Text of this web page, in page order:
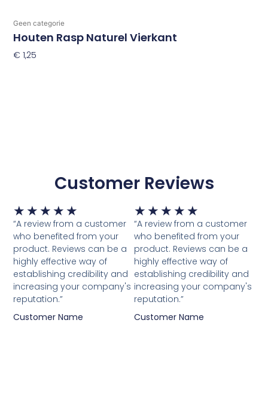
Geen categorie
Houten Rasp Naturel Vierkant
€ 1,25
Customer Reviews
★ ★ ★ ★ ★ Waardering
5
van
5
“A review from a customer
who benefited from your
product. Reviews can be a
highly effective way of
establishing credibility and
increasing your company's
reputation.”
Customer Name
★ ★ ★ ★ ★
5
van
5
“A review from a customer
who benefited from your
product. Reviews can be a
highly effective way of
establishing credibility and
increasing your company's
reputation.”
Customer Name